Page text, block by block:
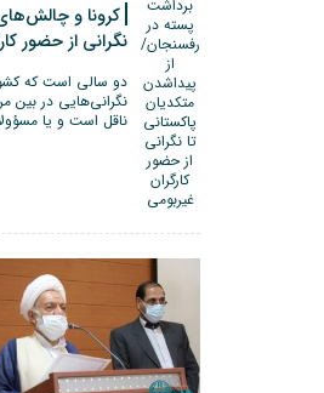
کرونا و
نگرانی از حضور
دو سالی است که
نگرانی‌هایی در بین
ناقل است و یا